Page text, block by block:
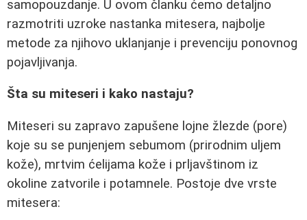
samopouzdanje. U ovom članku ćemo detaljno
razmotriti uzroke nastanka mitesera, najbolje
metode za njihovo uklanjanje i prevenciju ponovnog
pojavljivanja.
Šta su miteseri i kako nastaju?
Miteseri su zapravo zapušene lojne žlezde (pore)
koje su se punjenjem sebumom (prirodnim uljem
kože), mrtvim ćelijama kože i prljavštinom iz
okoline zatvorile i potamnele. Postoje dve vrste
mitesera: